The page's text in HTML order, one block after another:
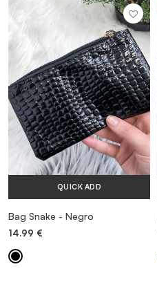
QUICK ADD
Bag Snake - Negro
14.99 €